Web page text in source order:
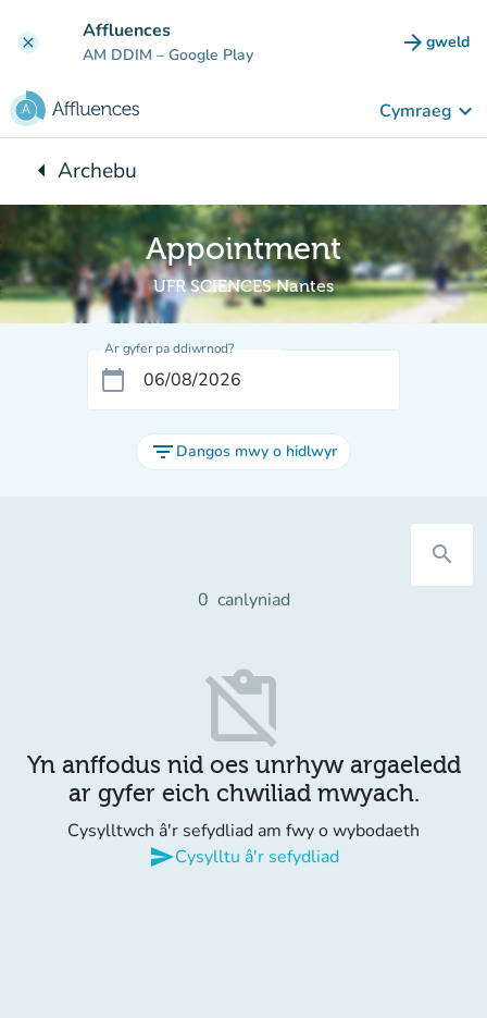
clear Affluences
AM DDIM – Google Play arrow_forward gweld
(tab
Cymraeg keyboard_arrow_down
arrow_leftYn ôl i:
Archebu
Appointment
UFR SCIENCES Nantes
Ar gyfer pa ddiwrnod?
calendar_today
filter_list Dangos mwy o hidlwyr
search
0 canlyniad
content_paste_off
Yn anffodus nid oes unrhyw argaeledd
ar gyfer eich chwiliad mwyach.
Cysylltwch â'r sefydliad am fwy o wybodaeth
sendCysylltu â'r sefydliad